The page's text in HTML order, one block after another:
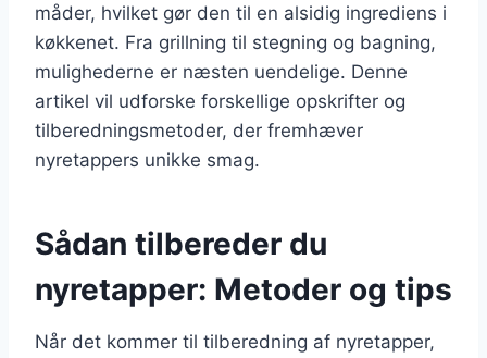
måder, hvilket gør den til en alsidig ingrediens i
køkkenet. Fra grillning til stegning og bagning,
mulighederne er næsten uendelige. Denne
artikel vil udforske forskellige opskrifter og
tilberedningsmetoder, der fremhæver
nyretappers unikke smag.
Sådan tilbereder du
nyretapper: Metoder og tips
Når det kommer til tilberedning af nyretapper,